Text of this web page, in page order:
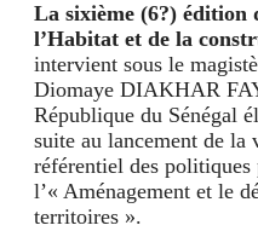
La sixième (6?) édition
l’Habitat et de la
intervient sous le
Diomaye DIAKHAR
République du Sénégal
suite au lancement de la
référentiel des politiques
l’« Aménagement et le
territoires ».